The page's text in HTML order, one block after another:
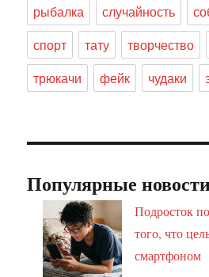
рыбалка
случайность
спорт
тату творчество
трюкачи
фейк чудаки
Популярные
Подросток
того, что
смартфоном